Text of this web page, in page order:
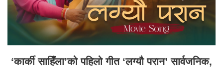
‘कार्की साहिँला’को पहिलो गीत ‘लग्यौ परान’ सार्वजनिक,